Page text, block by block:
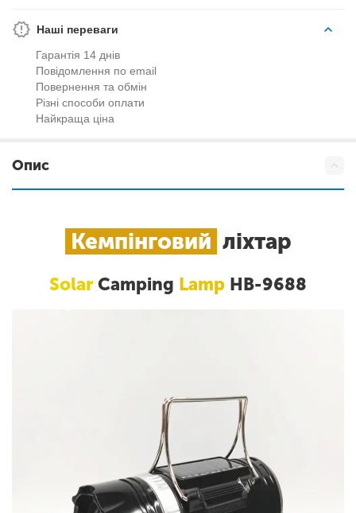
Наші переваги
Гарантія 14 днів
Повідомлення по email
Повернення та обмін
Різні способи оплати
Найкраща ціна
Опис
Кемпінговий ліхтар
Solar Camping Lamp HB-9688